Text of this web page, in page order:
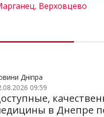
, Верховцево
Дніпра
09:59
в Днепре